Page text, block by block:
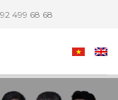
499 68 68